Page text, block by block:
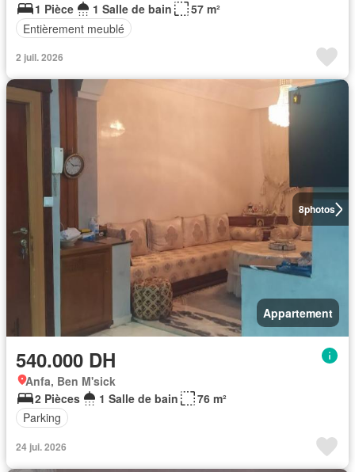
1 Pièce
1 Salle de bain
57 m²
Entièrement meublé
2 juil. 2026
8photos
Appartement
540.000 DH
Anfa, Ben M'sick
2 Pièces
1 Salle de bain
76 m²
Parking
24 jui. 2026